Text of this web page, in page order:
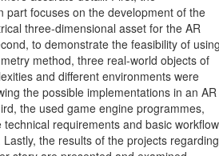
part focuses on the development of the
three-dimensional asset for the AR
to demonstrate the feasibility of
method, three real-world objects of
and different environments were
the possible implementations in an AR
the used game engine programmes,
requirements and basic
the results of the projects regarding